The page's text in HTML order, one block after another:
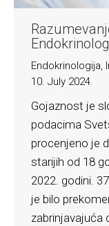
Endokrinologija,
10. July 2024.
Gojaznost je
podacima
procenjeno je
starijih od 18
2022. godini.
je bilo
zabrinjavajuća